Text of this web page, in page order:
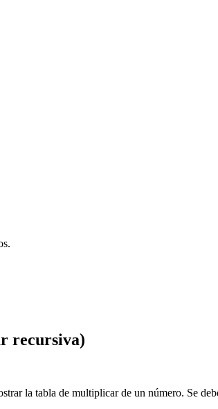
recursiva)
la tabla de multiplicar de un número. Se